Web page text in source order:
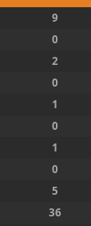
9
0
2
0
1
0
1
0
5
36